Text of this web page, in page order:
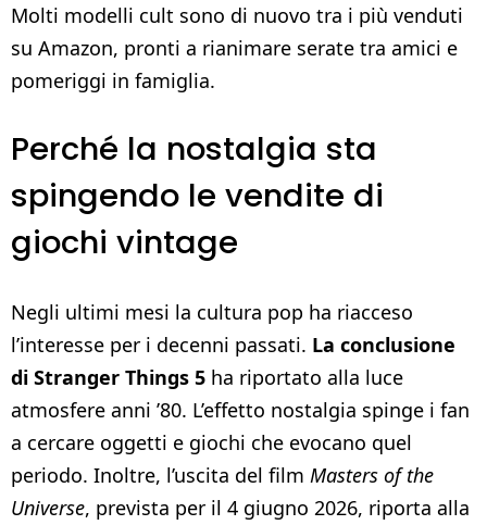
Molti modelli cult sono di nuovo tra i più venduti
su Amazon, pronti a rianimare serate tra amici e
pomeriggi in famiglia.
Perché la nostalgia sta
spingendo le vendite di
giochi vintage
Negli ultimi mesi la cultura pop ha riacceso
l’interesse per i decenni passati. La conclusione
di Stranger Things 5 ha riportato alla luce
atmosfere anni ’80. L’effetto nostalgia spinge i fan
a cercare oggetti e giochi che evocano quel
periodo. Inoltre, l’uscita del film Masters of the
Universe, prevista per il 4 giugno 2026, riporta alla